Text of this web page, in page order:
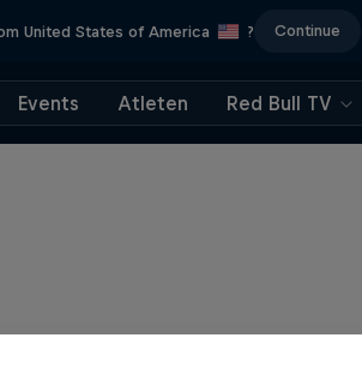
United States of America ? Continue
Events Atleten Red Bull TV